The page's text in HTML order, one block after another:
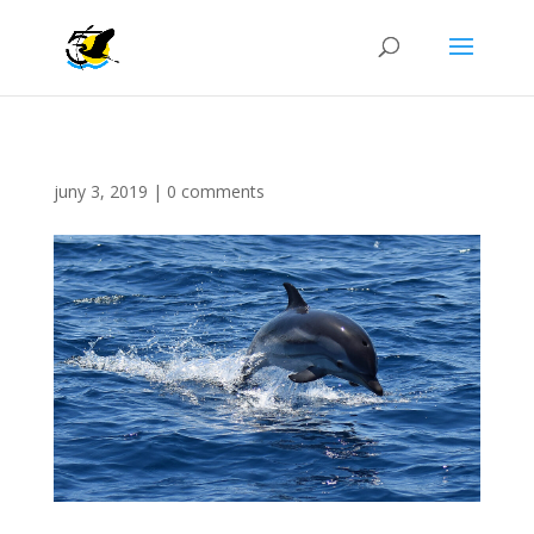
juny 3, 2019 | 0 comments